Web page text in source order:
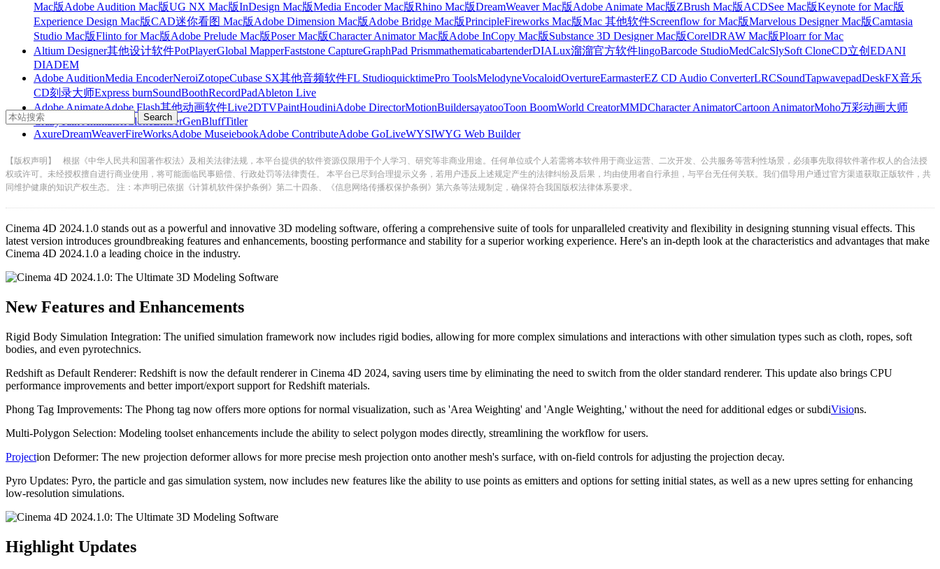
Mac版Adobe Audition Mac版UG NX Mac版InDesign Mac版Media Encoder Mac版Rhino Mac版DreamWeaver Mac版Adobe Animate Mac版ZBrush Mac版ACDSee Mac版Keynote for Mac版
Experience Design Mac版CAD迷你看图 Mac版Adobe Dimension Mac版Adobe Bridge Mac版PrincipleFireworks Mac版Mac 其他软件Screenflow for Mac版Marvelous Designer Mac版Camtasia
Studio Mac版Flinto for Mac版Adobe Prelude Mac版Poser Mac版Character Animator Mac版Adobe InCopy Mac版Substance 3D Designer Mac版CorelDRAW Mac版Ploarr for Mac
Altium Designer其他设计软件PotPlayerGlobal MapperFaststone CaptureGraphPad PrismmathematicabartenderDIALux溜溜官方软件lingoBarcode StudioMedCalcSlySoft CloneCD立创EDANI
DIADEM
Adobe AuditionMedia EncoderNeroiZotopeCubase SX其他音频软件FL StudioquicktimePro ToolsMelodyneVocaloidOvertureEarmasterEZ CD Audio ConverterLRCSoundTapwavepadDeskFX音乐
CD刻录大师Express burnSoundBoothRecordPadAbleton Live
Adobe AnimateAdobe Flash其他动画软件Live2DTVPaintHoudiniAdobe DirectorMotionBuildersayatooToon BoomWorld CreatorMMDCharacter AnimatorCartoon AnimatorMoho万彩动画大师
CrazyTalk AnimatoriCloneEmberGenBluffTitler
AxureDreamWeaverFireWorksAdobe MuseiebookAdobe ContributeAdobe GoLiveWYSIWYG Web Builder
【版权声明】
根据《中华人民共和国著作权法》及相关法律法规，本平台提供的软件资源仅限用于个人学习、研究等非商业用途。任何单位或个人若需将本软件用于商业运营、二次开发、公共服务等营利性场景，必须事先取得软件著作权人的合法授
权或许可。未经授权擅自进行商业使用，将可能面临民事赔偿、行政处罚等法律责任。 本平台已尽到合理提示义务，若用户违反上述规定产生的法律纠纷及后果，均由使用者自行承担，与平台无任何关联。我们倡导用户通过官方渠道获取正版软件，共
同维护健康的知识产权生态。 注：本声明已依据《计算机软件保护条例》第二十四条、《信息网络传播权保护条例》第六条等法规制定，确保符合我国版权法律体系要求。
Cinema 4D 2024.1.0 stands out as a powerful and innovative 3D modeling software, offering a comprehensive suite of tools for unparalleled creativity and flexibility in designing stunning visual effects. This
latest version introduces groundbreaking features and enhancements, boosting performance and stability for a superior working experience. Here's an in-depth look at the characteristics and advantages that make
Cinema 4D 2024.1.0 a leading choice in the industry.
New Features and Enhancements
Rigid Body Simulation Integration: The unified simulation framework now includes rigid bodies, allowing for more complex simulations and interactions with other simulation types such as cloth, ropes, soft
bodies, and even pyrotechnics.
Redshift as Default Renderer: Redshift is now the default renderer in Cinema 4D 2024, saving users time by eliminating the need to switch from the older standard renderer. This update also brings CPU
performance improvements and better import/export support for Redshift materials.
Phong Tag Improvements: The Phong tag now offers more options for normal visualization, such as 'Area Weighting' and 'Angle Weighting,' without the need for additional edges or subdiVisions.
Multi-Polygon Selection: Modeling toolset enhancements include the ability to select polygon modes directly, streamlining the workflow for users.
Projection Deformer: The new projection deformer allows for more precise mesh projection onto another mesh's surface, with on-field controls for adjusting the projection decay.
Pyro Updates: Pyro, the particle and gas simulation system, now includes new features like the ability to use points as emitters and options for setting initial states, as well as a new upres setting for enhancing
low-resolution simulations.
Highlight Updates